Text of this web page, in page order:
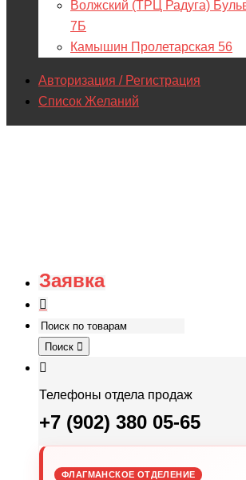
Волжский (ТРЦ Радуга)
7Б
Камышин Пролетарская 56
Авторизация / Регистрация
Список Желаний
Заявка
Поиск
Телефоны отдела продаж
+7 (902) 380 05-65
ФЛАГМАНСКОЕ ОТДЕЛЕНИЕ